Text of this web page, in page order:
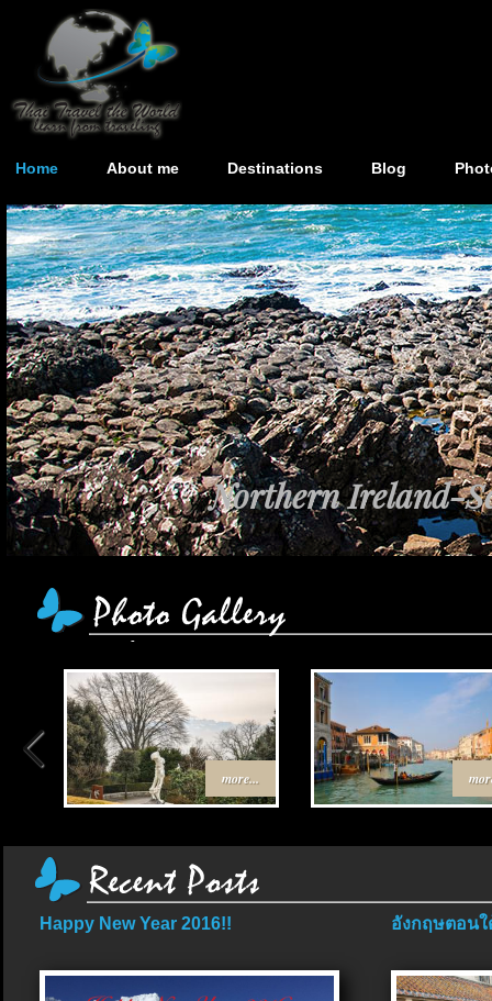
Home About me Destinations Blog
Northern Ireland-
more...
Happy New Year 2016!! อังกฤษตอนใ